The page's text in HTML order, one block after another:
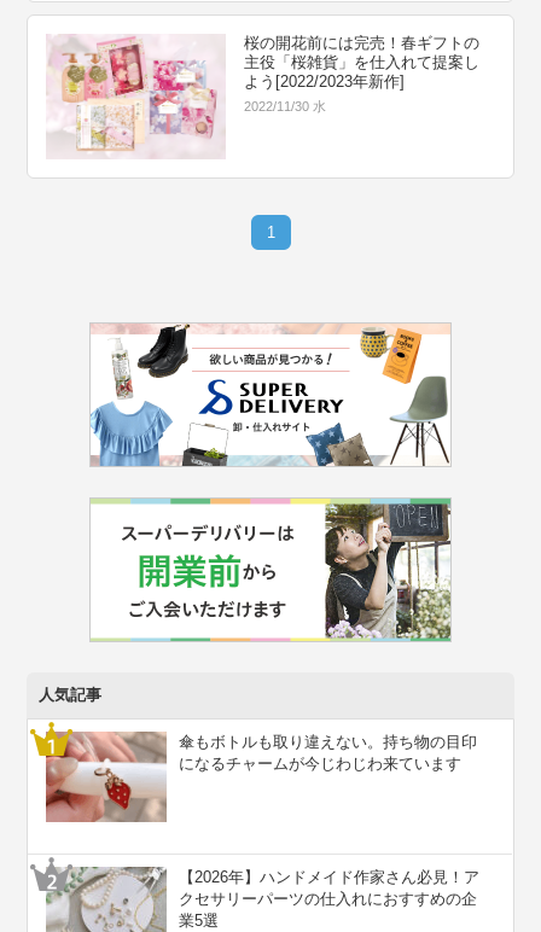
桜の開花前には完売！春ギフトの
主役「桜雑貨」を仕入れて提案し
よう[2022/2023年新作]
2022/11/30 水
1
人気記事
傘もボトルも取り違えない。持ち物の目印
になるチャームが今じわじわ来ています
【2026年】ハンドメイド作家さん必見！ア
クセサリーパーツの仕入れにおすすめの企
業5選